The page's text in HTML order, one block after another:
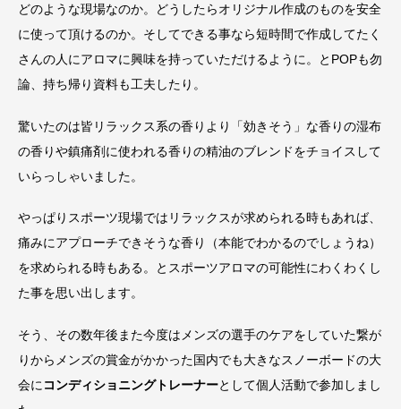
どのような現場なのか。どうしたらオリジナル作成のものを安全
に使って頂けるのか。そしてできる事なら短時間で作成してたく
さんの人にアロマに興味を持っていただけるように。とPOPも勿
論、持ち帰り資料も工夫したり。
驚いたのは皆リラックス系の香りより「効きそう」な香りの湿布
の香りや鎮痛剤に使われる香りの精油のブレンドをチョイスして
いらっしゃいました。
やっぱりスポーツ現場ではリラックスが求められる時もあれば、
痛みにアプローチできそうな香り（本能でわかるのでしょうね）
を求められる時もある。とスポーツアロマの可能性にわくわくし
た事を思い出します。
そう、その数年後また今度はメンズの選手のケアをしていた繋が
りからメンズの賞金がかかった国内でも大きなスノーボードの大
会に コンディショニングトレーナーとして個人活動で参加しまし